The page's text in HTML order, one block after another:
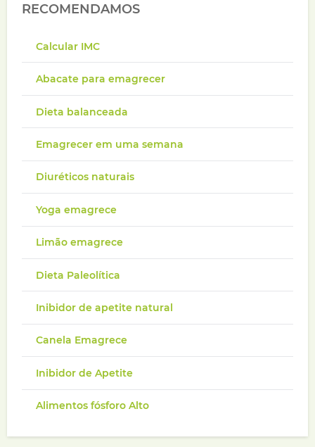
RECOMENDAMOS
Calcular IMC
Abacate para emagrecer
Dieta balanceada
Emagrecer em uma semana
Diuréticos naturais
Yoga emagrece
Limão emagrece
Dieta Paleolítica
Inibidor de apetite natural
Canela Emagrece
Inibidor de Apetite
Alimentos fósforo Alto